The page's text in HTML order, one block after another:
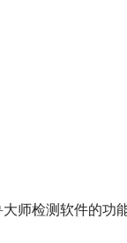
师检测软件的功